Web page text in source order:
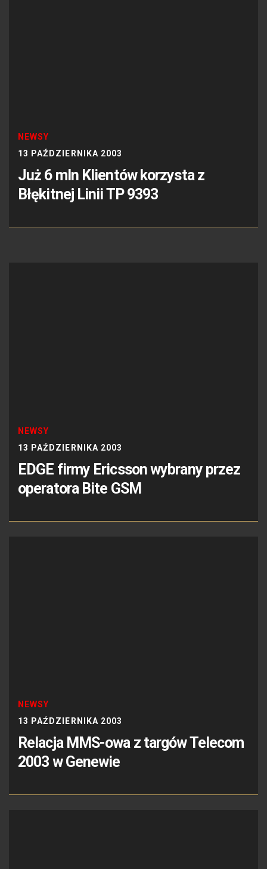
NEWSY
13 PAŹDZIERNIKA 2003
Już 6 mln Klientów korzysta z
Błękitnej Linii TP 9393
NEWSY
13 PAŹDZIERNIKA 2003
EDGE firmy Ericsson wybrany przez
operatora Bite GSM
NEWSY
13 PAŹDZIERNIKA 2003
Relacja MMS-owa z targów Telecom
2003 w Genewie